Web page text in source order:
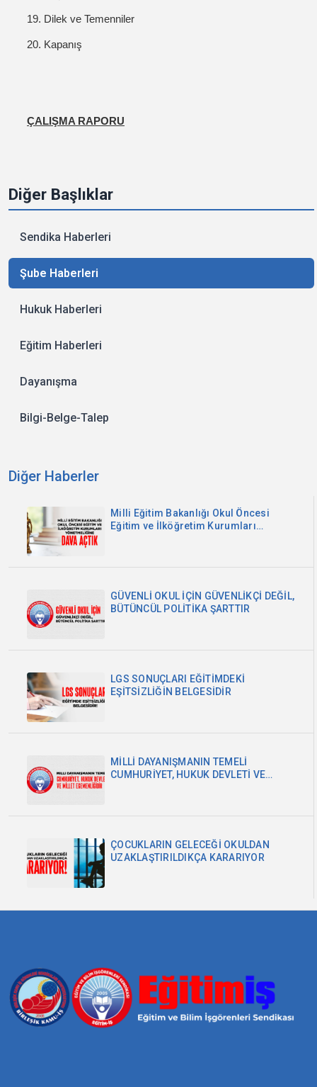
Diğer Başlıklar
Sendika Haberleri
Şube Haberleri
Hukuk Haberleri
Eğitim Haberleri
Dayanışma
Bilgi-Belge-Talep
Diğer Haberler
Milli Eğitim Bakanlığı Okul Öncesi
Eğitim ve İlköğretim Kurumları
GÜVENLİ OKUL İÇİN GÜVENLİKÇİ DEĞİL,
BÜTÜNCÜL POLİTİKA ŞARTTIR
LGS SONUÇLARI EĞİTİMDEKİ
EŞİTSİZLİĞİN BELGESİDİR
MİLLİ DAYANIŞMANIN TEMELİ
CUMHURİYET, HUKUK DEVLETİ VE
ÇOCUKLARIN GELECEĞİ OKULDAN
UZAKLAŞTIRILDIKÇA KARARIYOR
19. Dilek ve Temenniler
20. Kapanış
ÇALIŞMA RAPORU